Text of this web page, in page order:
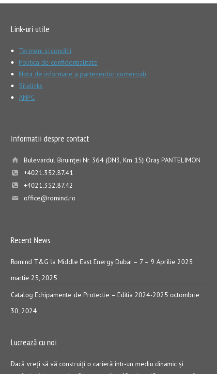
Link-uri utile
Termeni si conditii
Politica de confidentialitate
Nota de informare a partenerilor comerciali
Sitelinks
ANPC
Informatii despre contact
Bulevardul Biruinţei Nr. 364 (DN3, Km 15) Oraş PANTELIMON
+4021.352.87.41
+4021.352.87.42
office@romind.ro
Recent News
Romind T&G la Middle East Energy Dubai – 7 – 9 Aprilie 2025
martie 25, 2025
Catalog Echipamente de Protectie – Editia 2024-2025 octombrie
30, 2024
Lucrează cu noi
Dacă vreţi să vă construiţi o carieră într-un mediu dinamic şi